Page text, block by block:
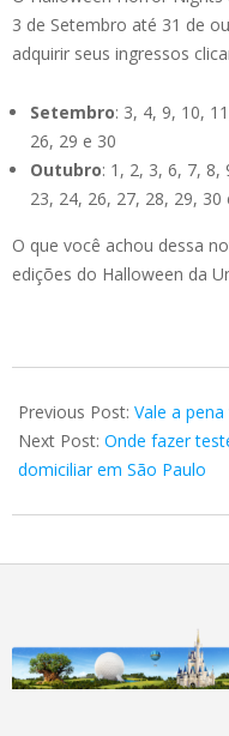
3 de Setembro até 31 de
adquirir seus ingressos
Setembro: 3, 4, 9, 10,
26, 29 e 30
Outubro: 1, 2, 3, 6, 7, 8,
23, 24, 26, 27, 28, 29, 30
O que você achou dessa
edições do Halloween da
07-
08
Previous Post: Vale a
Next Post: Onde fazer
domiciliar em São Paulo